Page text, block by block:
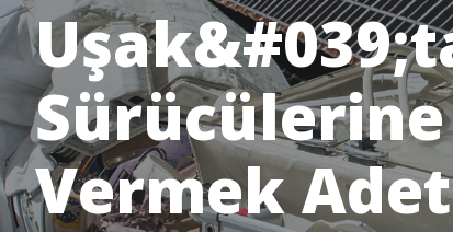
Sürücülerine
Vermek